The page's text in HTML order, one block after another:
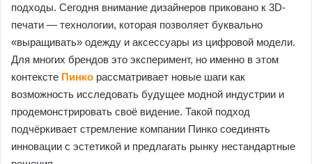
подходы. Сегодня внимание дизайнеров приковано к 3D-
печати — технологии, которая позволяет буквально
«выращивать» одежду и аксессуары из цифровой модели.
Для многих брендов это эксперимент, но именно в этом
контексте Пинко рассматривает новые шаги как
возможность исследовать будущее модной индустрии и
продемонстрировать своё видение. Такой подход
подчёркивает стремление компании Пинко соединять
инновации с эстетикой и предлагать рынку нестандартные